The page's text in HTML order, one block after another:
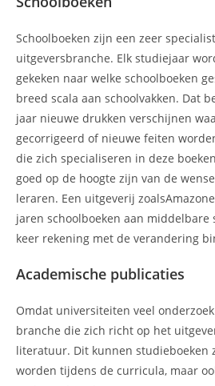
Schoolboeken zijn een zeer
uitgeversbranche. Elk studiejaar
gekeken naar welke schoolboeken
breed scala aan schoolvakken. Dat
jaar nieuwe drukken verschijnen
gecorrigeerd of nieuwe feiten
die zich specialiseren in deze
goed op de hoogte zijn van de
leraren. Een uitgeverij
jaren schoolboeken aan middelbare
keer rekening met de verandering
Academische publicaties
Omdat universiteiten veel
branche die zich richt op het
literatuur. Dit kunnen studieboeken
worden tijdens de curricula, maar